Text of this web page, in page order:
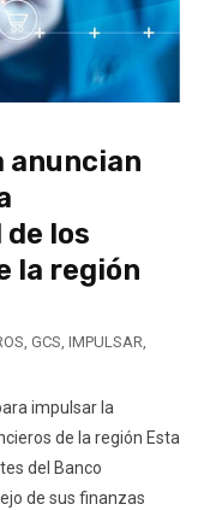
anuncian
los
la región
GCS IMPULSAR
impulsar la
de la región Esta
del Banco
de sus finanzas